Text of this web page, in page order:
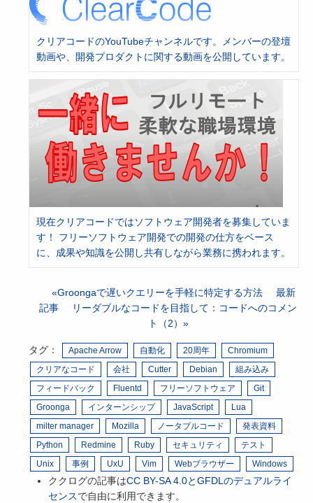
クリアコードのYouTubeチャンネルです。メンバーの登壇
動画や、開発プロダクトに関する動画を公開しています。
現在クリアコードではソフトウェア開発者を募集していま
す！ フリーソフトウェア開発での開発の仕方をベース
に、成果や知識を公開し共有しながら業務に携われます。
Groongaで遅いクエリーを手軽に特定する方法
最新
記事
リーダブルなコードを目指して：コードへのコメン
ト（2）
タグ： Apache Arrow 自動化 20周年
Chromium
クリアなコード
会社 Cutter Debian
組み込み
フィードバック
Fluentd フリーソフトウェア
Git
Groonga
インターンシップ JavaScript
Lua
milter manager
Mozilla ノータブルコード
発表資料
Python
Redmine Ruby セキュリティ
テスト
Unix
事例 UxU Vim Webブラウザー Windows
ククログの記事はCC BY-SA 4.0とGFDLのデュアルライ
センスで自由に利用できます。